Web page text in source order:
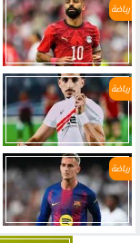
رياضة
رياضة
رياضة